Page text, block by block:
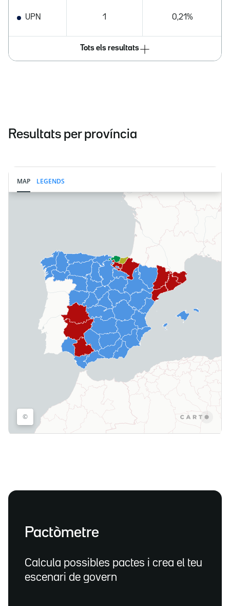
UPN 1 0,21%
Tots els resultats
Resultats per província
Pactòmetre
Calcula possibles pactes i crea el teu
escenari de govern